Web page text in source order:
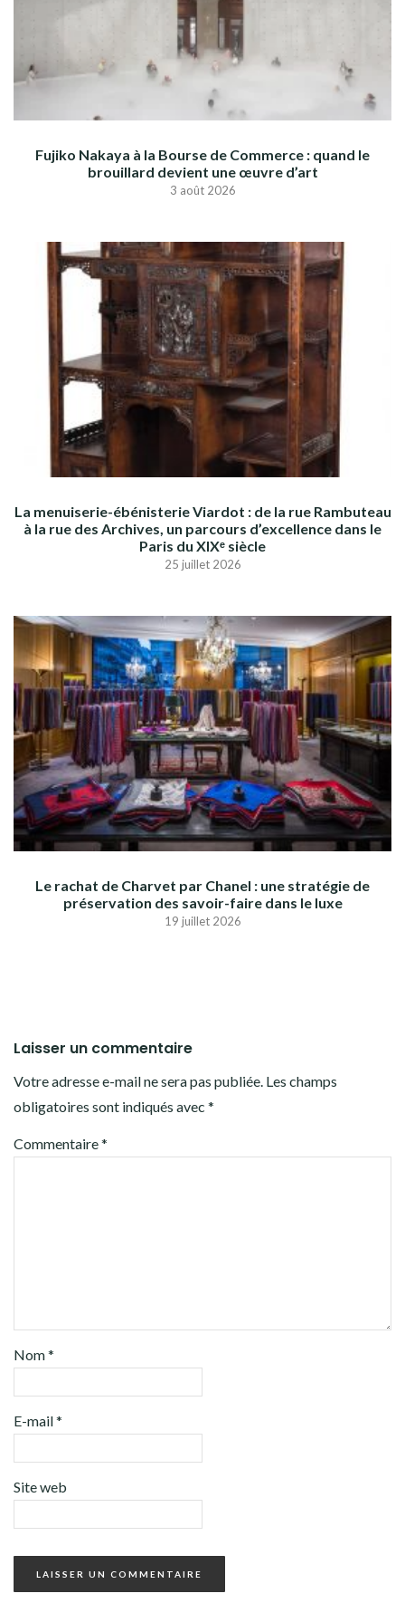
Fujiko Nakaya à la Bourse de Commerce : quand le
brouillard devient une œuvre d’art
3 août 2026
La menuiserie-ébénisterie Viardot : de la rue Rambuteau
à la rue des Archives, un parcours d’excellence dans le
Paris du XIXᵉ siècle
25 juillet 2026
Le rachat de Charvet par Chanel : une stratégie de
préservation des savoir-faire dans le luxe
19 juillet 2026
Laisser un commentaire
Votre adresse e-mail ne sera pas publiée. Les champs
obligatoires sont indiqués avec *
Commentaire*
Nom*
E-mail*
Site web